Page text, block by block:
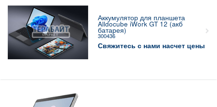
Аккумулятор для планшета
Alldocube iWork GT 12 (акб
батарея)
300436
Свяжитесь с нами насчет цены